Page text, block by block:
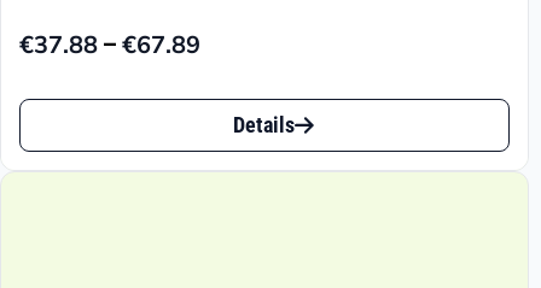
€37.88–€67.89
Preisspanne:
€37.88
€67.89
Dieses
Produkt
Details